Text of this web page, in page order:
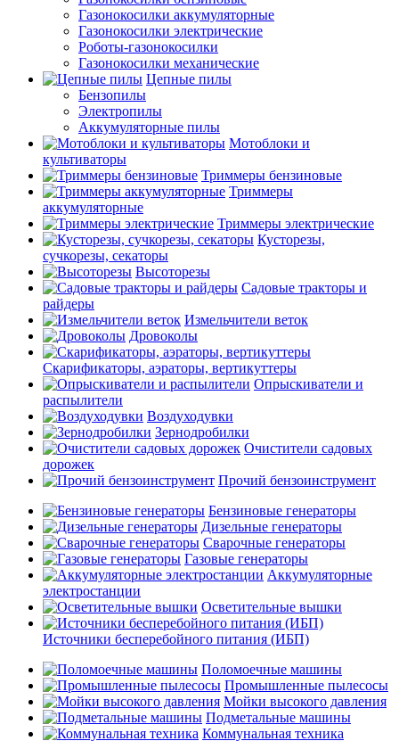
Газонокосилки аккумуляторные
Газонокосилки электрические
Роботы-газонокосилки
Газонокосилки механические
Цепные пилы
Бензопилы
Электропилы
Аккумуляторные пилы
Мотоблоки и
культиваторы
Триммеры бензиновые
Триммеры
аккумуляторные
Триммеры электрические
Кусторезы,
сучкорезы, секаторы
Высоторезы
Садовые тракторы и
райдеры
Измельчители веток
Дровоколы
Скарификаторы, аэраторы, вертикуттеры
Опрыскиватели и
распылители
Воздуходувки
Зернодробилки
Очистители садовых
дорожек
Прочий бензоинструмент
Бензиновые генераторы
Дизельные генераторы
Сварочные генераторы
Газовые генераторы
Аккумуляторные
электростанции
Осветительные вышки
Источники бесперебойного питания (ИБП)
Поломоечные машины
Промышленные пылесосы
Мойки высокого давления
Подметальные машины
Коммунальная техника